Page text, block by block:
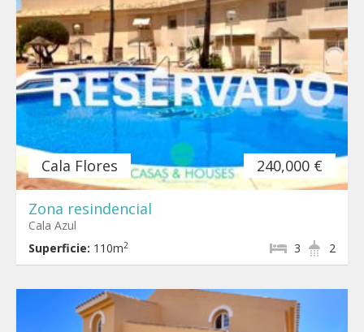
Cala Flores 240,000 €
Zona resindencial
Cala Azul
Superficie: 110m2 2
3